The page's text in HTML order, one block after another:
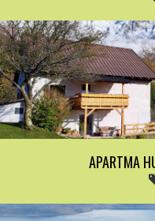
APARTMA